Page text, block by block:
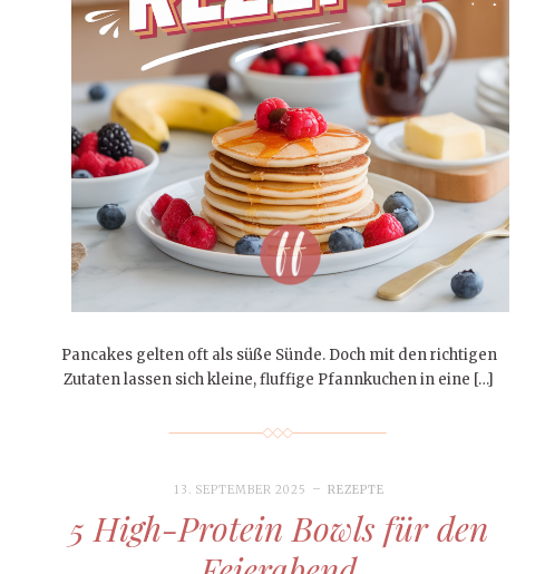
Pancakes gelten oft als süße Sünde. Doch mit den richtigen
Zutaten lassen sich kleine, fluffige Pfannkuchen in eine […]
13. SEPTEMBER 2025 REZEPTE
5 High-Protein Bowls für den